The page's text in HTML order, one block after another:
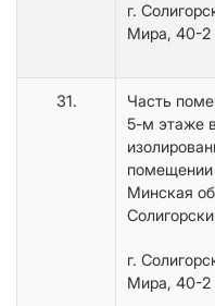
г.
Мира, 40-2
31.
Часть
5-м этаже в
Минская
г.
Мира, 40-2